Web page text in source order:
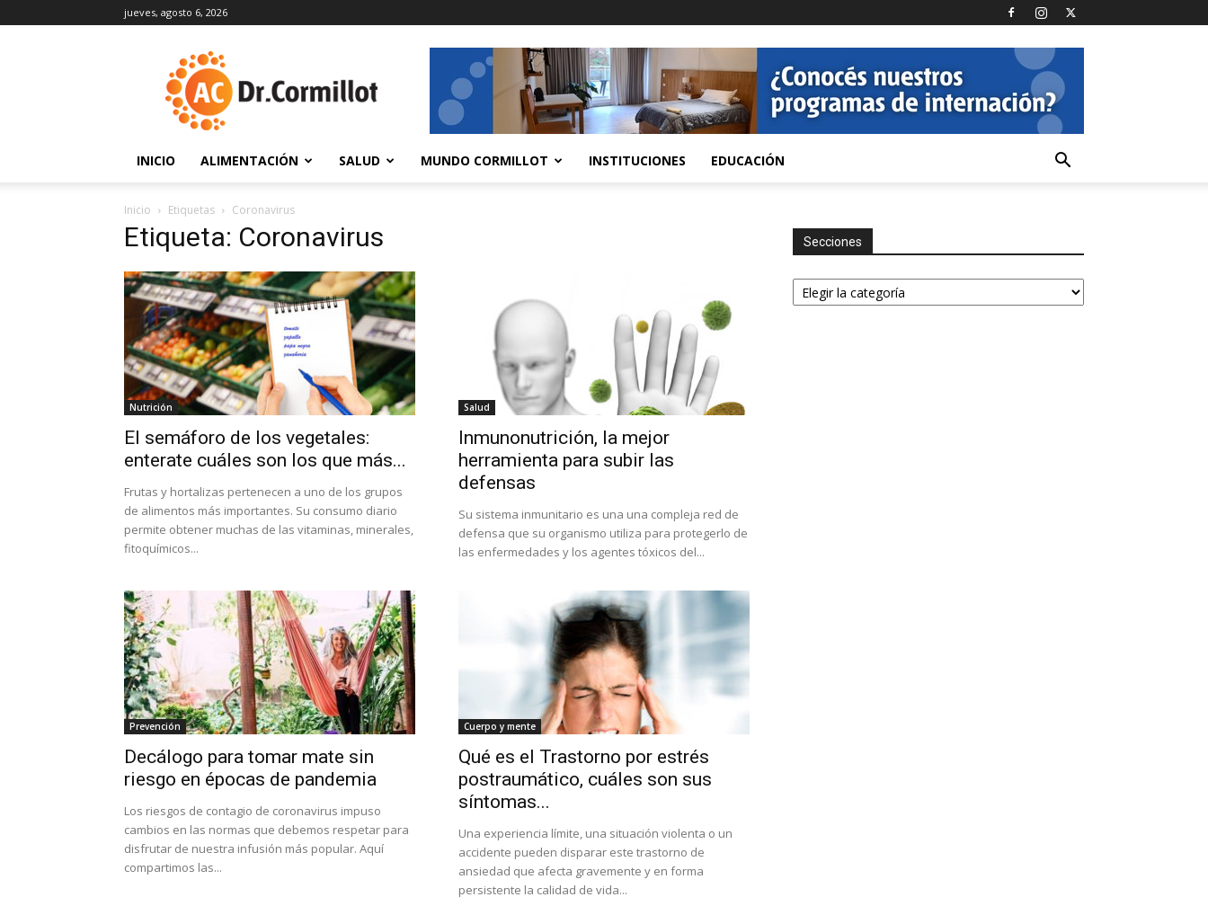
jueves, agosto 6, 2026
INICIO ALIMENTACIÓN SALUD MUNDO CORMILLOT INSTITUCIONES EDUCACIÓN
Inicio Etiquetas Coronavirus
Etiqueta: Coronavirus
Nutrición
El semáforo de los vegetales:
enterate cuáles son los que más...
Frutas y hortalizas pertenecen a uno de los grupos
de alimentos más importantes. Su consumo diario
permite obtener muchas de las vitaminas, minerales,
fitoquímicos...
Salud
Inmunonutrición, la mejor
herramienta para subir las
defensas
Su sistema inmunitario es una una compleja red de
defensa que su organismo utiliza para protegerlo de
las enfermedades y los agentes tóxicos del...
Prevención
Decálogo para tomar mate sin
riesgo en épocas de pandemia
Los riesgos de contagio de coronavirus impuso
cambios en las normas que debemos respetar para
disfrutar de nuestra infusión más popular. Aquí
compartimos las...
Cuerpo y mente
Qué es el Trastorno por estrés
postraumático, cuáles son sus
síntomas...
Una experiencia límite, una situación violenta o un
accidente pueden disparar este trastorno de
ansiedad que afecta gravemente y en forma
persistente la calidad de vida...
Secciones
Secciones